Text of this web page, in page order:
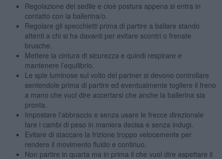
Regolazione del sedile e cioè postura appena si entra in
contatto con la ballerina/o.
Regolare gli specchietti prima di partire a ballare stando
attenti a chi si ha davanti per evitare scontri o frenate
brusche.
Mettere la cintura di sicurezza e quindi respirare e
mantenere l’equilibrio.
Le spie luminose sul volto del partner si devono controllare
sentendole prima di partire ed eventualmente togliere il freno
a mano che vuol dire accertarsi che anche la ballerina sia
pronta.
Impostare l’abbraccio e senza usare le frecce direzionale
fare i cambi di peso in maniera decisa e senza indugi.
Evitare di staccare la frizione troppo velocemente per
rendere il movimento fluido e continuo.
Non partire in quarta ma in prima il che vuol dire aspettare il